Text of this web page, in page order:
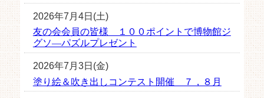
2026年7月4日(土)
友の会会員の皆様 １００ポイントで博物館ジ
グソ―パズルプレゼント
2026年7月3日(金)
塗り絵＆吹き出しコンテスト開催 ７，８月